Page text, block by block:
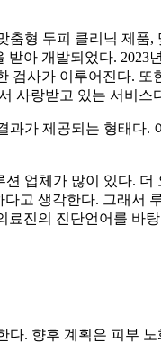
형 두피 클리닉 제품,
아 개발되었다. 2023
사가 이루어진다. 또
사랑받고 있는 서비스
가 제공되는 형태다.
업체가 많이 있다.
고 생각한다. 그래서
진의 진단언어를 바
. 향후 계획은 피부